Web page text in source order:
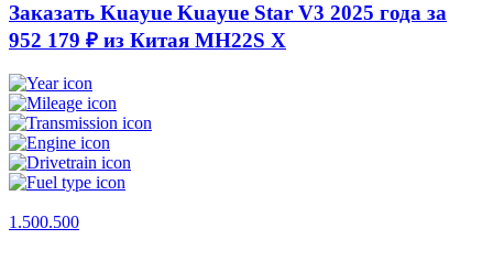
Заказать Kuayue Kuayue Star V3 2025 года за
952 179 ₽ из Китая MH22S X
1.500.500